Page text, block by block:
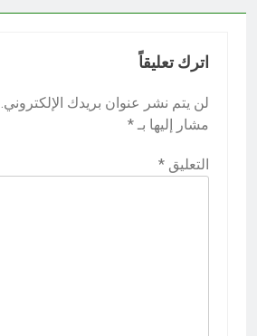
اترك تعليقاً
لن يتم نشر عنوان بريدك الإلكتروني.
مشار إليها بـ *
التعليق *